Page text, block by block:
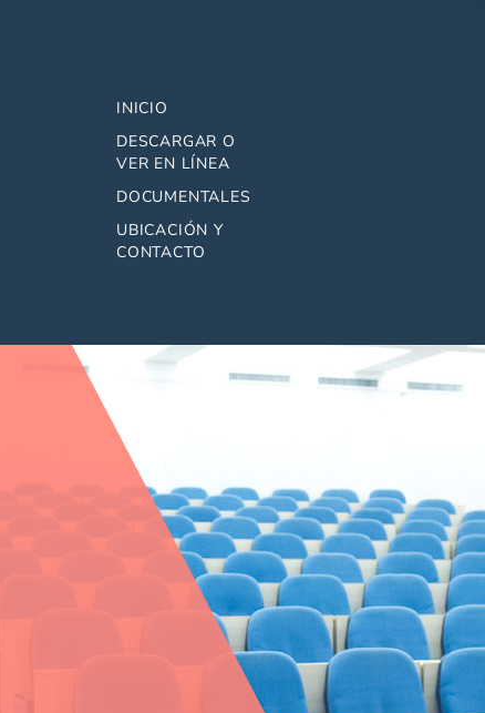
INICIO
DESCARGAR O
VER EN LÍNEA
DOCUMENTALES
UBICACIÓN Y
CONTACTO